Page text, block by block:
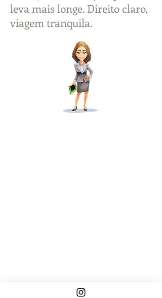
leva mais longe. Direito claro,
viagem tranquila.